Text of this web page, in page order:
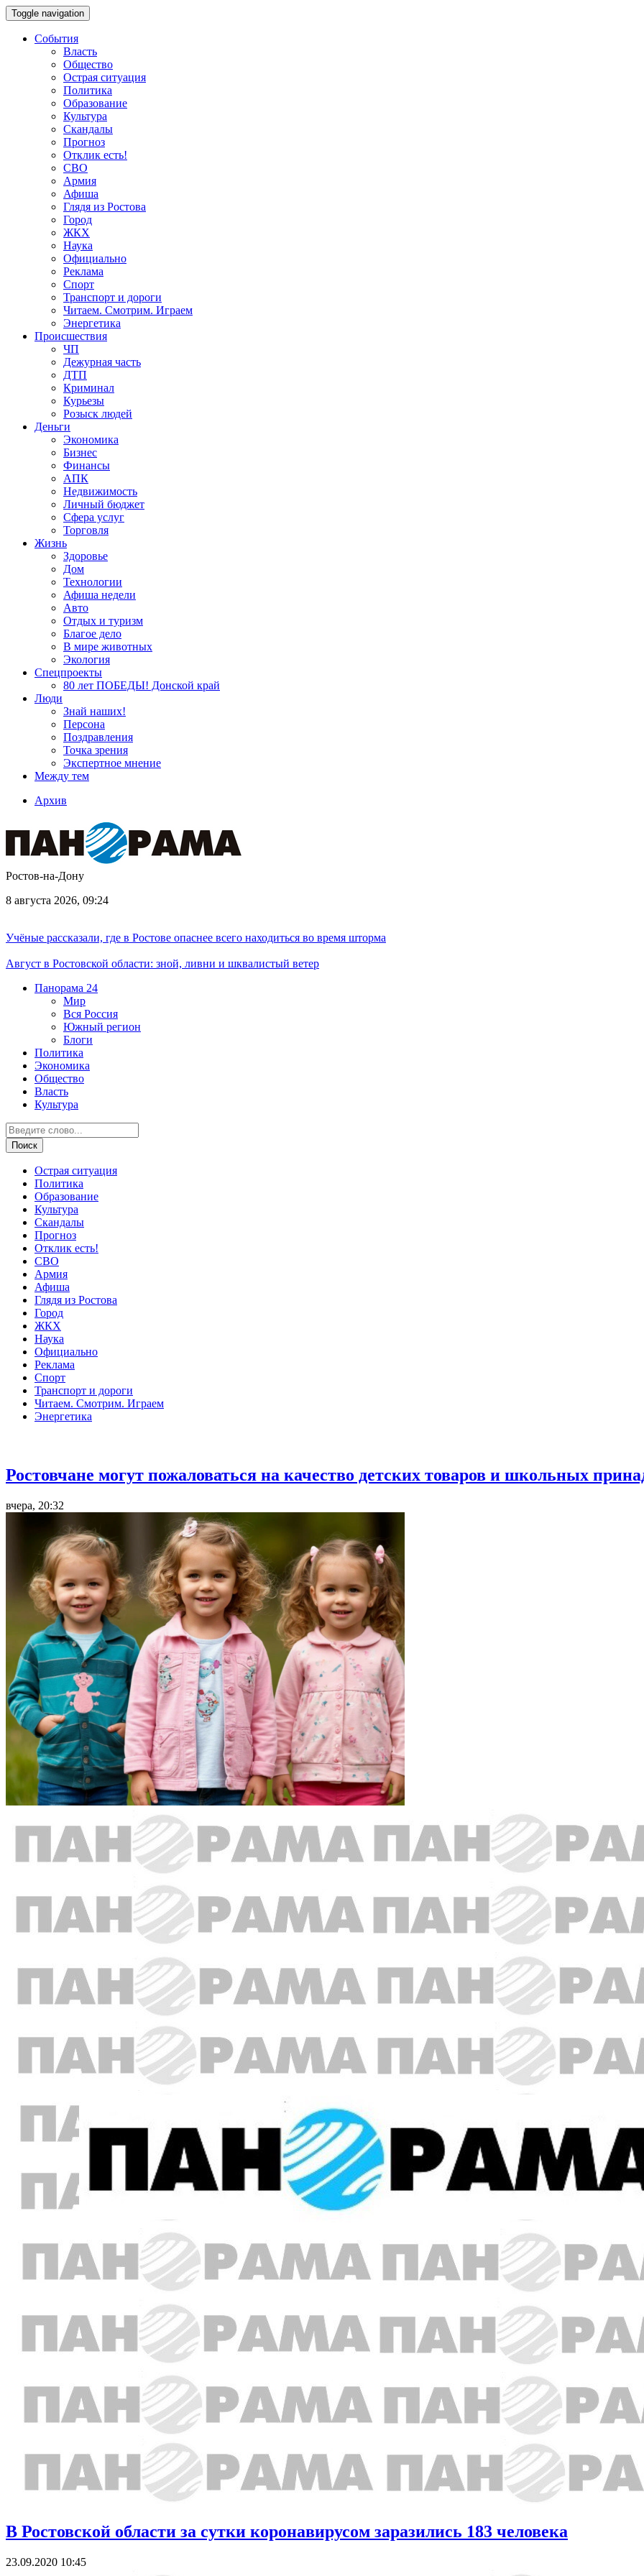
Toggle navigation
События
Власть
Общество
Острая ситуация
Политика
Образование
Культура
Скандалы
Прогноз
Отклик есть!
СВО
Армия
Афиша
Глядя из Ростова
Город
ЖКХ
Наука
Официально
Реклама
Спорт
Транспорт и дороги
Читаем. Смотрим. Играем
Энергетика
Происшествия
ЧП
Дежурная часть
ДТП
Криминал
Курьезы
Розыск людей
Деньги
Экономика
Бизнес
Финансы
АПК
Недвижимость
Личный бюджет
Сфера услуг
Торговля
Жизнь
Здоровье
Дом
Технологии
Афиша недели
Авто
Отдых и туризм
Благое дело
В мире животных
Экология
Спецпроекты
80 лет ПОБЕДЫ! Донской край
Люди
Знай наших!
Персона
Поздравления
Точка зрения
Экспертное мнение
Между тем
Архив
Ростов-на-Дону
8 августа 2026, 09:24
Учёные рассказали, где в Ростове опаснее всего находиться во время шторма
Август в Ростовской области: зной, ливни и шквалистый ветер
Панорама 24
Мир
Вся Россия
Южный регион
Блоги
Политика
Экономика
Общество
Власть
Культура
Острая ситуация
Политика
Образование
Культура
Скандалы
Прогноз
Отклик есть!
СВО
Армия
Афиша
Глядя из Ростова
Город
ЖКХ
Наука
Официально
Реклама
Спорт
Транспорт и дороги
Читаем. Смотрим. Играем
Энергетика
Ростовчане могут пожаловаться на качество детских товаров и школьных
вчера, 20:32
В Ростовской области за сутки коронавирусом заразились 183 человека
23.09.2020 10:45